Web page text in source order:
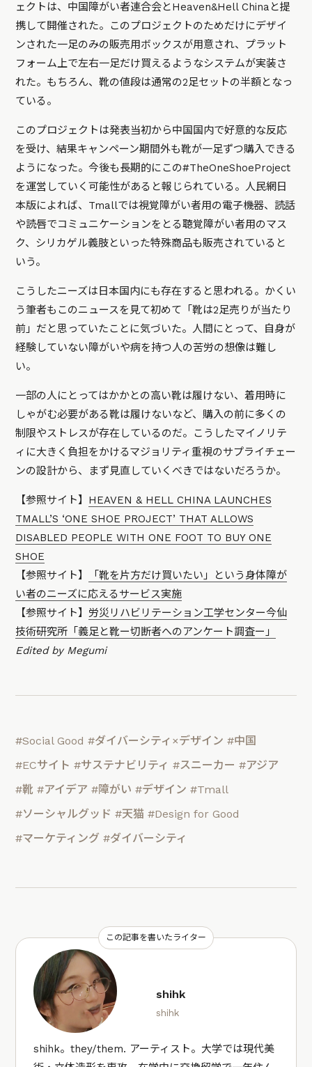
ェクトは、中国障がい者連合会とHeaven&Hell Chinaと提
携して開催された。このプロジェクトのためだけにデザイ
ンされた一足のみの販売用ボックスが用意され、プラット
フォーム上で左右一足だけ買えるようなシステムが実装さ
れた。もちろん、靴の値段は通常の2足セットの半額となっ
ている。
このプロジェクトは発表当初から中国国内で好意的な反応
を受け、結果キャンペーン期間外も靴が一足ずつ購入できる
ようになった。今後も長期的にこの#TheOneShoeProject
を運営していく可能性があると報じられている。人民網日
本版によれば、Tmallでは視覚障がい者用の電子機器、読話
や読唇でコミュニケーションをとる聴覚障がい者用のマス
ク、シリカゲル義肢といった特殊商品も販売されていると
いう。
こうしたニーズは日本国内にも存在すると思われる。かくい
う筆者もこのニュースを見て初めて「靴は2足売りが当たり
前」だと思っていたことに気づいた。人間にとって、自身が
経験していない障がいや病を持つ人の苦労の想像は難し
い。
一部の人にとってはかかとの高い靴は履けない、着用時に
しゃがむ必要がある靴は履けないなど、購入の前に多くの
制限やストレスが存在しているのだ。こうしたマイノリテ
ィに大きく負担をかけるマジョリティ重視のサプライチェー
ンの設計から、まず見直していくべきではないだろうか。
【参照サイト】 HEAVEN & HELL CHINA LAUNCHES
TMALL’S ‘ONE SHOE PROJECT’ THAT ALLOWS
DISABLED PEOPLE WITH ONE FOOT TO BUY ONE
SHOE
【参照サイト】
「靴を片方だけ買いたい」という身体障が
い者のニーズに応えるサービス実施
【参照サイト】 労災リハビリテーション工学センター今仙
技術研究所「義足と靴ー切断者へのアンケート調査ー」
Edited by Megumi
#Social Good #ダイバーシティ×デザイン #中国
#ECサイト #サステナビリティ #スニーカー #アジア
#靴 #アイデア #障がい #デザイン #Tmall
#ソーシャルグッド #天猫 #Design for Good
#マーケティング #ダイバーシティ
この記事を書いたライター
shihk
shihk
shihk。they/them. アーティスト。大学では現代美